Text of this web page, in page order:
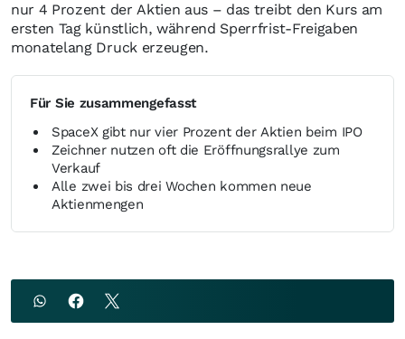
nur 4 Prozent der Aktien aus – das treibt den Kurs am
ersten Tag künstlich, während Sperrfrist-Freigaben
monatelang Druck erzeugen.
Für Sie zusammengefasst
SpaceX gibt nur vier Prozent der Aktien beim IPO
Zeichner nutzen oft die Eröffnungsrallye zum
Verkauf
Alle zwei bis drei Wochen kommen neue
Aktienmengen